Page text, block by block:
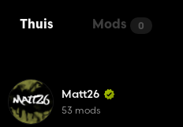
Thuis Mods 0
Matt26
53 mods